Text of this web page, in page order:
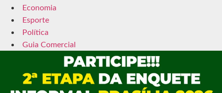
Economia
Esporte
Política
Guia Comercial